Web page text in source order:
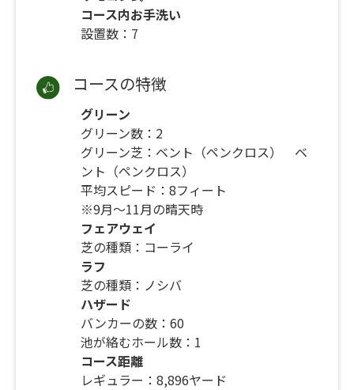
コース内お手洗い
設置数：7
コースの特徴
グリーン
グリーン数：2
グリーン芝：ベント（ペンクロス） ベ
ント（ペンクロス）
平均スピード：8フィート
※9月～11月の晴天時
フェアウェイ
芝の種類：コーライ
ラフ
芝の種類：ノシバ
ハザード
バンカーの数：60
池が絡むホール数：1
コース距離
レギュラー：8,896ヤード